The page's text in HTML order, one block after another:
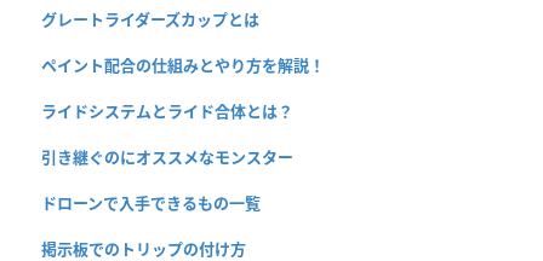
グレートライダーズカップとは
ペイント配合の仕組みとやり方を解説！
ライドシステムとライド合体とは？
引き継ぐのにオススメなモンスター
ドローンで入手できるもの一覧
掲示板でのトリップの付け方